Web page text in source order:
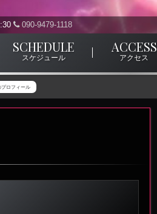
090-9479-1118
SCHEDULE
スケジュール
ACCESS
アクセス
プロフィール